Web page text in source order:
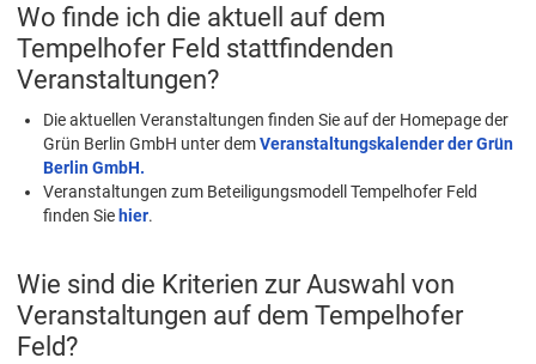
Wo finde ich die aktuell auf dem
Tempelhofer Feld stattfindenden
Veranstaltungen?
Die aktuellen Veranstaltungen finden Sie auf der Homepage der
Grün Berlin GmbH unter demVeranstaltungskalender der Grün
Berlin GmbH.
Veranstaltungen zum Beteiligungsmodell Tempelhofer Feld
finden Sie hier.
Wie sind die Kriterien zur Auswahl von
Veranstaltungen auf dem Tempelhofer
Feld?